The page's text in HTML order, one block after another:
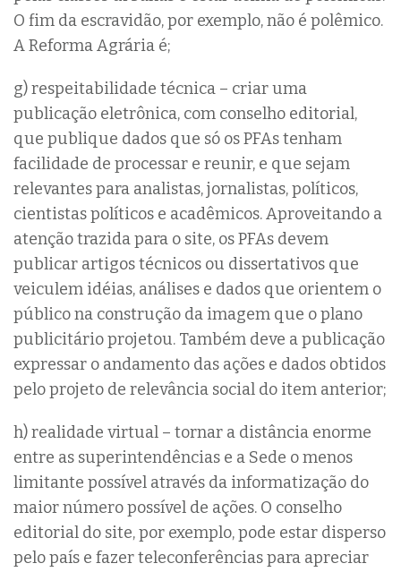
O fim da escravidão, por exemplo, não é polêmico.
A Reforma Agrária é;
g) respeitabilidade técnica – criar uma
publicação eletrônica, com conselho editorial,
que publique dados que só os PFAs tenham
facilidade de processar e reunir, e que sejam
relevantes para analistas, jornalistas, políticos,
cientistas políticos e acadêmicos. Aproveitando a
atenção trazida para o site, os PFAs devem
publicar artigos técnicos ou dissertativos que
veiculem idéias, análises e dados que orientem o
público na construção da imagem que o plano
publicitário projetou. Também deve a publicação
expressar o andamento das ações e dados obtidos
pelo projeto de relevância social do item anterior;
h) realidade virtual – tornar a distância enorme
entre as superintendências e a Sede o menos
limitante possível através da informatização do
maior número possível de ações. O conselho
editorial do site, por exemplo, pode estar disperso
pelo país e fazer teleconferências para apreciar